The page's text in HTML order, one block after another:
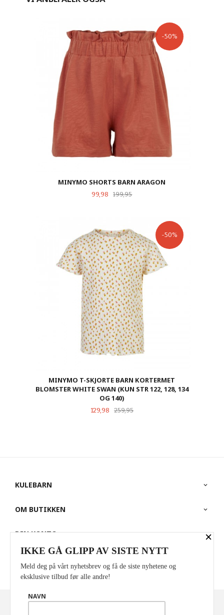
MINYMO SHORTS BARN ARAGON
Tilbud
99,98 199,95Rabatt
-50%
MINYMO T-SKJORTE BARN KORTERMET
BLOMSTER WHITE SWAN (KUN STR 122, 128, 134
OG 140)
Tilbud
129,98 259,95Rabatt
-50%
KULEBARN
OM BUTIKKEN
DIN KONTO ×
IKKE GÅ GLIPP AV SISTE NYTT
Meld deg på vårt nyhetsbrev og få de siste nyhetene og
eksklusive tilbud før alle andre!
NAVN